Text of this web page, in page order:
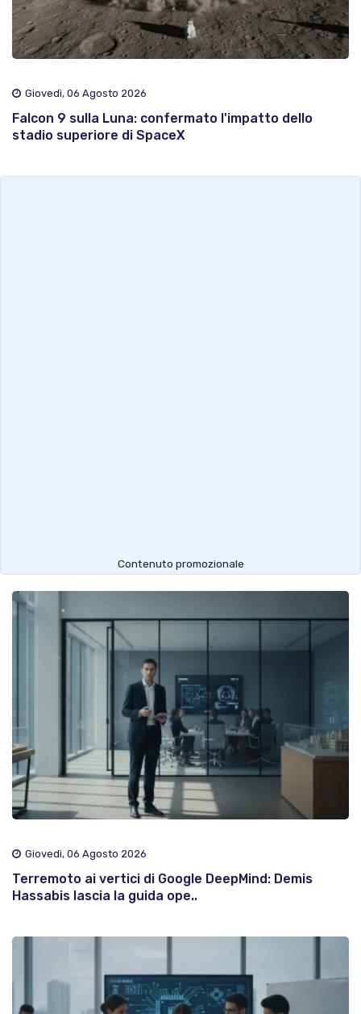
Giovedì, 06 Agosto 2026
Falcon 9 sulla Luna: confermato l'impatto dello
stadio superiore di SpaceX
Contenuto promozionale
Giovedì, 06 Agosto 2026
Terremoto ai vertici di Google DeepMind: Demis
Hassabis lascia la guida ope..